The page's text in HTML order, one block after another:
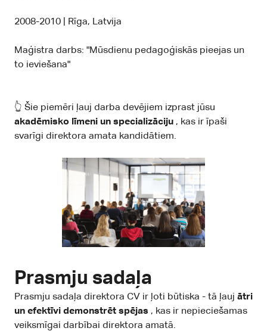
2008-2010 | Rīga, Latvija
Maģistra darbs: "Mūsdienu pedagoģiskās pieejas un
to ieviešana"
👆 Šie piemēri ļauj darba devējiem izprast jūsu
akadēmisko līmeni un specializāciju , kas ir īpaši
svarīgi direktora amata kandidātiem.
Prasmju sadaļa
Prasmju sadaļa direktora CV ir ļoti būtiska - tā ļauj ātri
un efektīvi demonstrēt spējas , kas ir nepieciešamas
veiksmīgai darbībai direktora amatā.